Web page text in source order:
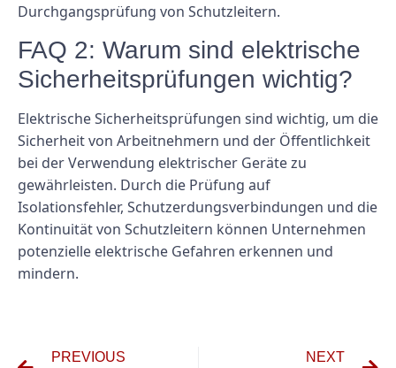
Durchgangsprüfung von Schutzleitern.
FAQ 2: Warum sind elektrische
Sicherheitsprüfungen wichtig?
Elektrische Sicherheitsprüfungen sind wichtig, um die
Sicherheit von Arbeitnehmern und der Öffentlichkeit
bei der Verwendung elektrischer Geräte zu
gewährleisten. Durch die Prüfung auf
Isolationsfehler, Schutzerdungsverbindungen und die
Kontinuität von Schutzleitern können Unternehmen
potenzielle elektrische Gefahren erkennen und
mindern.
PREVIOUS NEXT